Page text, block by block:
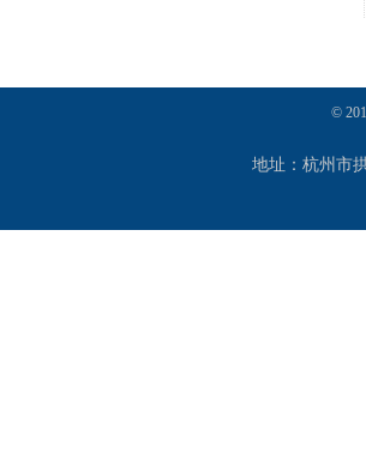
©
地址：杭州市